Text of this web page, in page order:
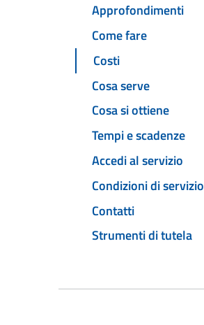
Approfondimenti
Come fare
Costi
Cosa serve
Cosa si ottiene
Tempi e scadenze
Accedi al servizio
Condizioni di servizio
Contatti
Strumenti di tutela